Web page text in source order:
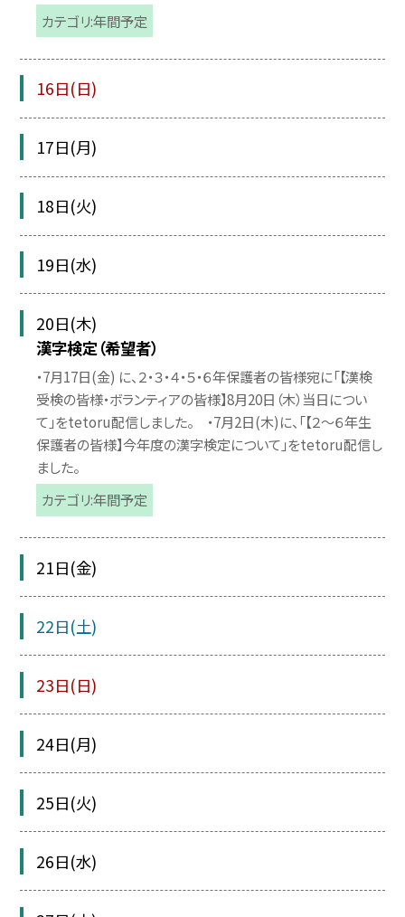
カテゴリ:年間予定
16日(日)
17日(月)
18日(火)
19日(水)
20日(木)
漢字検定（希望者）
・7月17日(金) に、２・３・４・５・６年保護者の皆様宛に「【漢検
受検の皆様・ボランティアの皆様】8月20日（木）当日につい
て」をtetoru配信しました。 ・7月2日(木)に、「【２～６年生
保護者の皆様】今年度の漢字検定について」をtetoru配信し
ました。
カテゴリ:年間予定
21日(金)
22日(土)
23日(日)
24日(月)
25日(火)
26日(水)